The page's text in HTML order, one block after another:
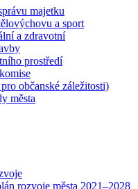
majetku
a sport
a zdravotní
prostředí
občanské záležitosti)
města
rozvoje města 2021–2028